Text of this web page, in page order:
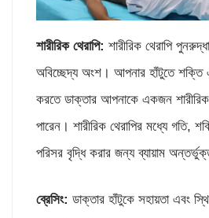
শারীরিক থেরাপি: শারীরিক থেরাপি
অবিচ্ছেদ্য অংশ। আপনার হাঁটুতে শক্তি
করতে ডাক্তার আপনাকে একজন শারীরিক
পারেন। শারীরিক থেরাপির মধ্যে গতি,
পরিসর বৃদ্ধি করার জন্য ব্যায়াম
ব্রেসিং: ডাক্তার হাঁটুকে সহায়তা এবং